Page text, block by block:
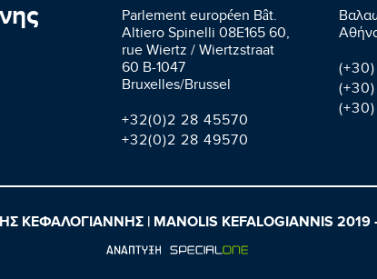
Parlement européen Bât.
Altiero Spinelli 08E165 60,
rue Wiertz / Wiertzstraat
60 B-1047
Bruxelles/Brussel
+32(0)2 28 45570
+32(0)2 28 49570
ΚΕΦΑΛΟΓΙΑΝΝΗΣ | MANOLIS KEFALOGIANNIS 2019